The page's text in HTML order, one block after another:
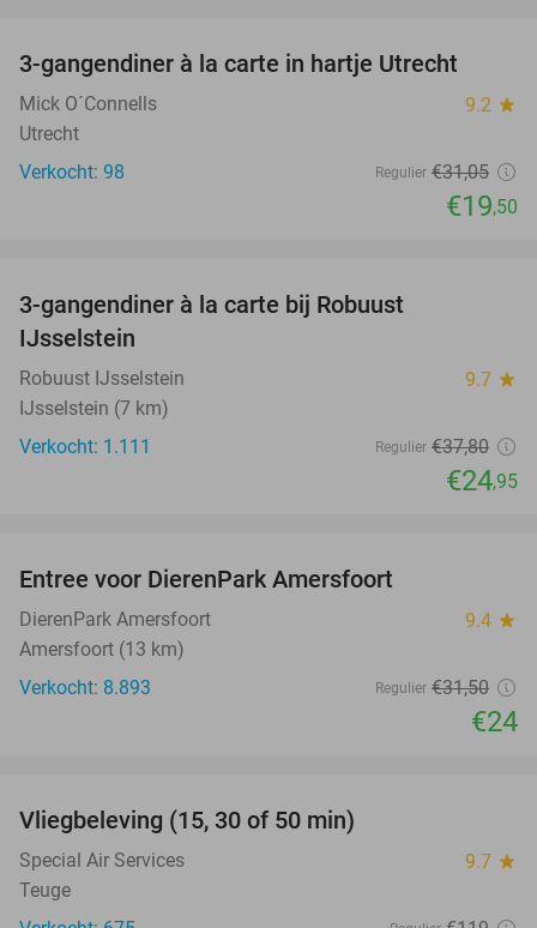
3-gangendiner à la carte in hartje Utrecht
Mick O´Connells 9.2 star
Utrecht
Verkocht: 98
Regulier €31,05
€19,50
3-gangendiner à la carte bij Robuust
IJsselstein
Robuust IJsselstein 9.7 star
IJsselstein (7 km)
Verkocht: 1.111
Regulier €37,80
€24,95
Entree voor DierenPark Amersfoort
DierenPark Amersfoort 9.4 star
Amersfoort (13 km)
Verkocht: 8.893
Regulier €31,50
€24
Vliegbeleving (15, 30 of 50 min)
Special Air Services 9.7 star
Teuge